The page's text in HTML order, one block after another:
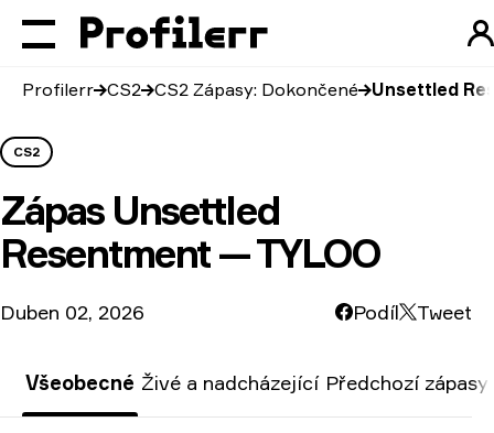
Profilerr CS2 CS2 Zápasy: Dokončené Unsettled
CS2
Zápas Unsettled
Resentment — TYLOO
Duben 02, 2026 Podíl Tweet
Všeobecné Živé a nadcházející Předchozí zápasy